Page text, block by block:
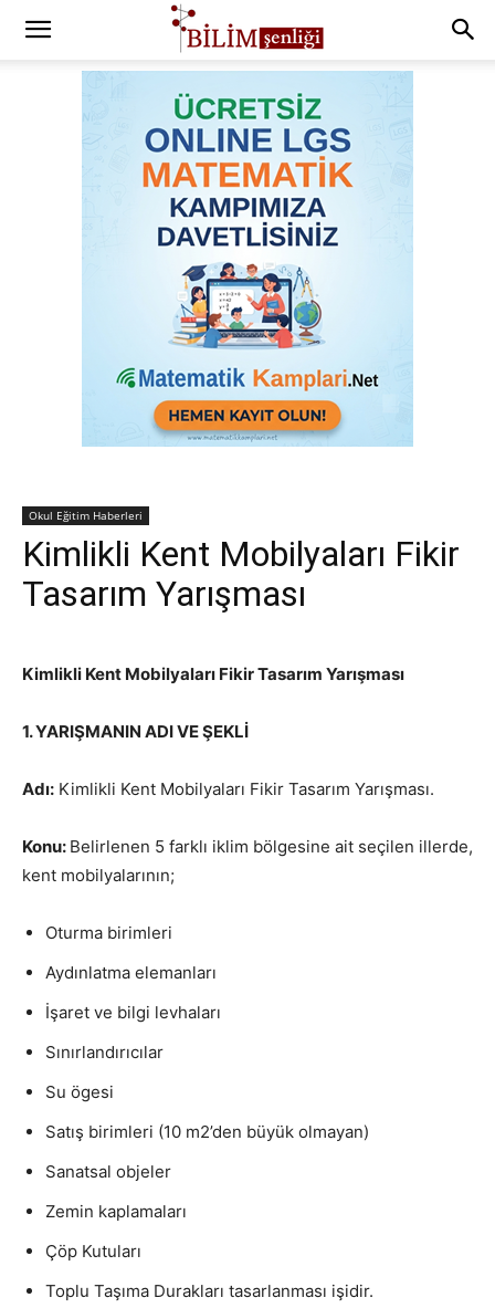
Okul Eğitim Haberleri
Kimlikli Kent Mobilyaları Fikir
Tasarım Yarışması
Kimlikli Kent Mobilyaları Fikir Tasarım Yarışması
1. YARIŞMANIN ADI VE ŞEKLİ
Adı: Kimlikli Kent Mobilyaları Fikir Tasarım Yarışması.
Konu: Belirlenen 5 farklı iklim bölgesine ait seçilen illerde,
kent mobilyalarının;
Oturma birimleri
Aydınlatma elemanları
İşaret ve bilgi levhaları
Sınırlandırıcılar
Su ögesi
Satış birimleri (10 m2’den büyük olmayan)
Sanatsal objeler
Zemin kaplamaları
Çöp Kutuları
Toplu Taşıma Durakları tasarlanması işidir.